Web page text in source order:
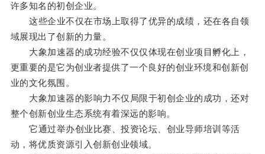
许多知名的初创企业。
这些企业不仅在市场上取得了优异的成绩，还在各自领
域展现出了创新的力量。
大象加速器的成功经验不仅仅体现在创业项目孵化上，
更重要的是它为创业者提供了一个良好的创业环境和创新创
业的文化氛围。
大象加速器的影响力不仅局限于初创企业的成功，还对
整个创新创业生态系统有着深远的影响。
它通过举办创业比赛、投资论坛、创业导师培训等活
动，将优质资源引入创新创业领域。